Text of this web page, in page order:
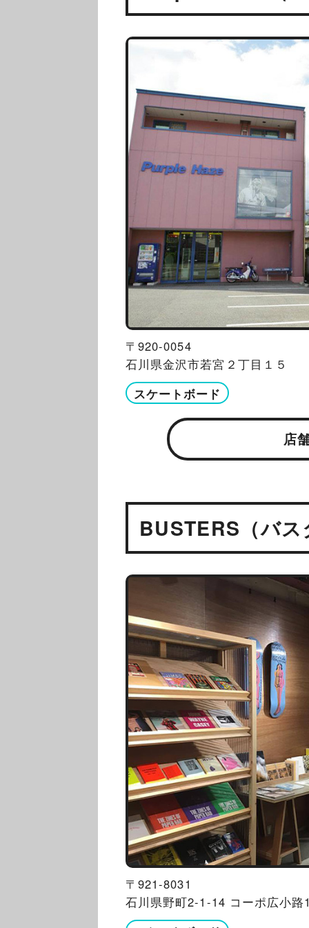
〒920-0054
石川県金沢市若宮２丁目１５
スケートボード
店
BUSTERS（バス
〒921-8031
石川県野町2-1-14 コーポ広小路